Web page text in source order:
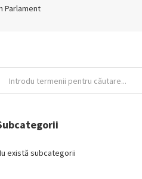
Parlament
există subcategorii